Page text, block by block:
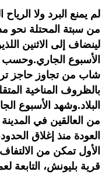
لم يمنع البرد ولا
من سبتة المحتلة نحو
لينضاف إلى الاثنين
الأسبوع الجاري.وحسب
شاب من تجاوز حاجز
بالظروف المناخية
البلاد.وشهد الأسبوع
من العالقين في
العودة منذ إغلاق
الأول تمكن من
قرية بليونش، التابعة